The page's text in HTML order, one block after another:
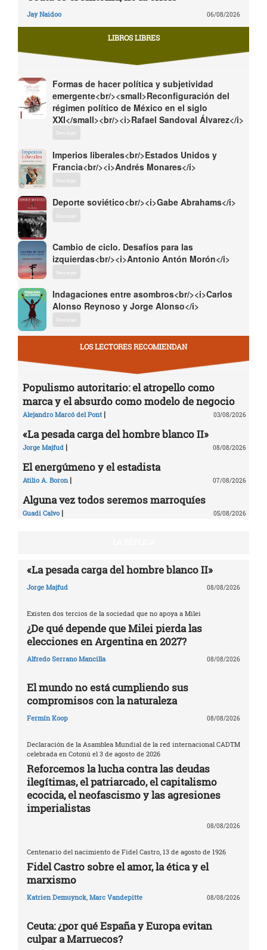
Jay Naidoo 06/08/2026
LIBROS LIBRES
Formas de hacer política y subjetividad
emergente<br/><small>Reconfiguración del
régimen político de México en el siglo
XXI</small><br/><i>Rafael Sandoval Álvarez</i>
Descargar
Imperios liberales<br/>Estados Unidos y
Francia<br/><i>Andrés Monares</i>
Descargar
Deporte soviético<br/><i>Gabe Abrahams</i>
Descargar
Cambio de ciclo. Desafíos para las
izquierdas<br/><i>Antonio Antón Morón</i>
Descargar
Indagaciones entre asombros<br/><i>Carlos
Alonso Reynoso y Jorge Alonso</i>
Descargar
LOS LECTORES RECOMIENDAN
Populismo autoritario: el atropello como
marca y el absurdo como modelo de negocio
Alejandro Marcó del Pont | 03/08/2026
«La pesada carga del hombre blanco II»
Jorge Majfud | 08/08/2026
El energúmeno y el estadista
Atilio A. Boron | 07/08/2026
Alguna vez todos seremos marroquíes
Guadi Calvo | 05/08/2026
«La pesada carga del hombre blanco II»
Jorge Majfud 08/08/2026
Existen dos tercios de la sociedad que no apoya a Milei
¿De qué depende que Milei pierda las
elecciones en Argentina en 2027?
Alfredo Serrano Mancilla 08/08/2026
El mundo no está cumpliendo sus
compromisos con la naturaleza
Fermín Koop 08/08/2026
Declaración de la Asamblea Mundial de la red internacional CADTM
celebrada en Cotonú el 3 de agosto de 2026
Reforcemos la lucha contra las deudas
ilegítimas, el patriarcado, el capitalismo
ecocida, el neofascismo y las agresiones
imperialistas
08/08/2026
Centenario del nacimiento de Fidel Castro, 13 de agosto de 1926
Fidel Castro sobre el amor, la ética y el
marxismo
Katrien Demuynck, Marc Vandepitte 08/08/2026
Ceuta: ¿por qué España y Europa evitan
culpar a Marruecos?